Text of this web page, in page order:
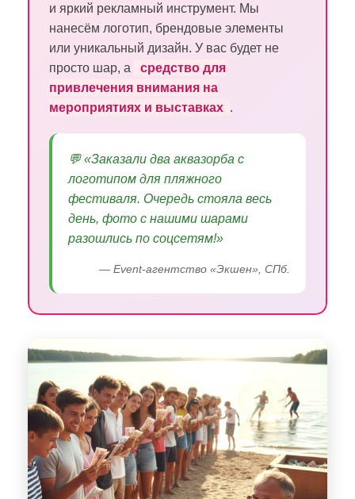
и яркий рекламный инструмент. Мы
нанесём логотип, брендовые элементы
или уникальный дизайн. У вас будет не
просто шар, а
средство для
привлечения внимания на
мероприятиях и выставках .
💬«Заказали два аквазорба с
логотипом для пляжного
фестиваля. Очередь стояла весь
день, фото с нашими шарами
разошлись по соцсетям!»
— Event-агентство «Экшен», СПб.